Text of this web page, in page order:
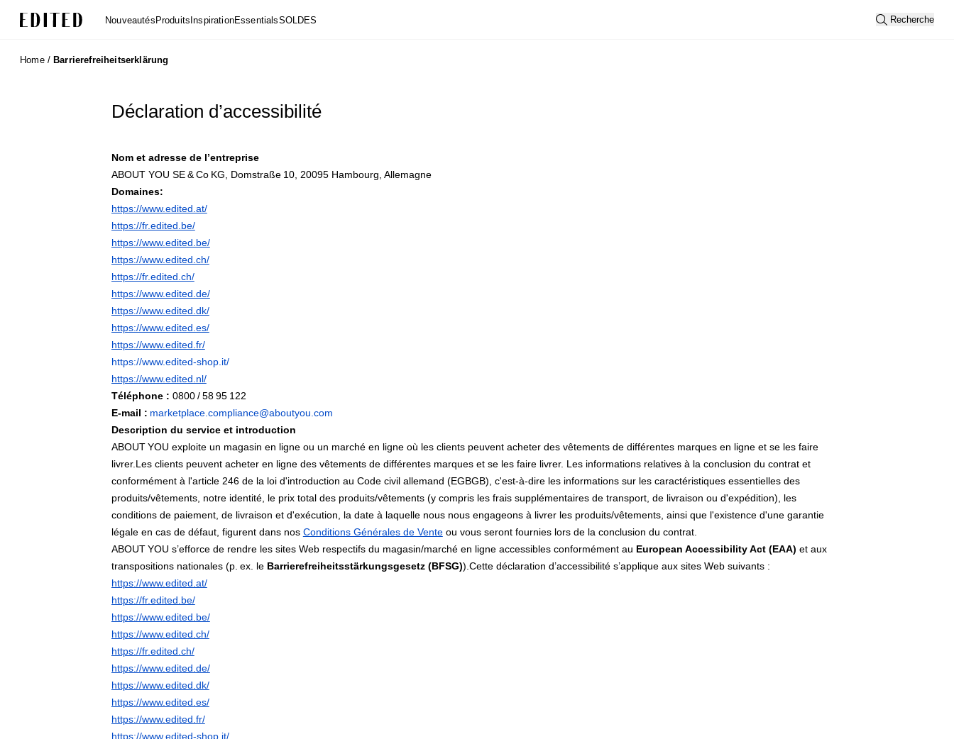
NouveautésProduitsInspirationEssentialsSOLDES Recherche
Home / Barrierefreiheitserklärung
Déclaration d’accessibilité
Nom et adresse de l’entreprise
ABOUT YOU SE & Co KG, Domstraße 10, 20095 Hambourg, Allemagne
Domaines:
https://www.edited.at/
https://fr.edited.be/
https://www.edited.be/
https://www.edited.ch/
https://fr.edited.ch/
https://www.edited.de/
https://www.edited.dk/
https://www.edited.es/
https://www.edited.fr/
https://www.edited‑shop.it/
https://www.edited.nl/
Téléphone : 0800 / 58 95 122
E‑mail : marketplace.compliance@aboutyou.com
Description du service et introduction
ABOUT YOU exploite un magasin en ligne ou un marché en ligne où les clients peuvent acheter des vêtements de différentes marques en ligne et se les faire
livrer.Les clients peuvent acheter en ligne des vêtements de différentes marques et se les faire livrer. Les informations relatives à la conclusion du contrat et
conformément à l'article 246 de la loi d'introduction au Code civil allemand (EGBGB), c'est-à-dire les informations sur les caractéristiques essentielles des
produits/vêtements, notre identité, le prix total des produits/vêtements (y compris les frais supplémentaires de transport, de livraison ou d'expédition), les
conditions de paiement, de livraison et d'exécution, la date à laquelle nous nous engageons à livrer les produits/vêtements, ainsi que l'existence d'une garantie
légale en cas de défaut, figurent dans nos Conditions Générales de Venteou vous seront fournies lors de la conclusion du contrat.
ABOUT YOU s’efforce de rendre les sites Web respectifs du magasin/marché en ligne accessibles conformément au European Accessibility Act (EAA) et aux
transpositions nationales (p. ex. le Barrierefreiheitsstärkungsgesetz (BFSG)).Cette déclaration d’accessibilité s’applique aux sites Web suivants :
https://www.edited.at/
https://fr.edited.be/
https://www.edited.be/
https://www.edited.ch/
https://fr.edited.ch/
https://www.edited.de/
https://www.edited.dk/
https://www.edited.es/
https://www.edited.fr/
https://www.edited‑shop.it/